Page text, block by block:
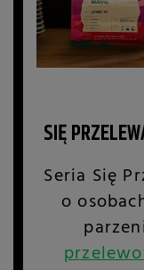
SIĘ
Seria Się
o